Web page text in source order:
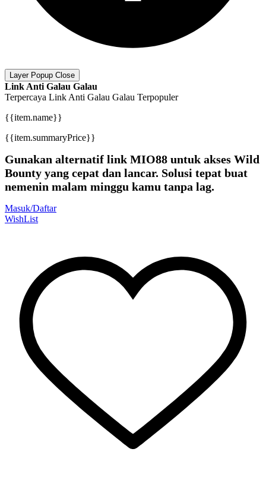
Layer Popup Close
Link Anti Galau Galau
Terpercaya Link Anti Galau Galau Terpopuler
{{item.name}}
{{item.summaryPrice}}
Gunakan alternatif link MIO88 untuk akses Wild
Bounty yang cepat dan lancar. Solusi tepat buat
nemenin malam minggu kamu tanpa lag.
Masuk/Daftar
WishList